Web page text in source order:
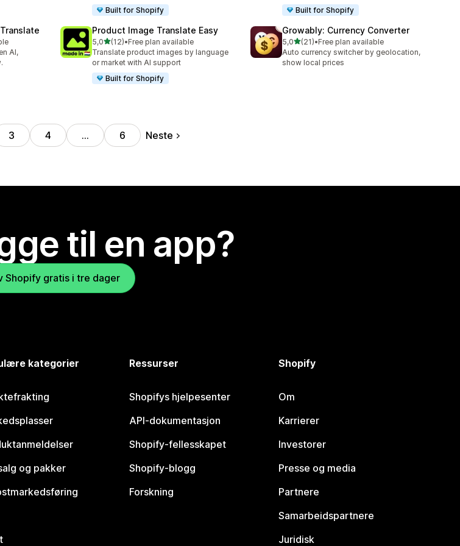
Built for Shopify
Built for Shopify
AI,
Product Image Translate Easy
5,0av 5 stjerner
(12)
Totalt 12 omtaler
•Free plan available
Translate product images by language
or market with AI support
Built for Shopify
Growably: Currency Converter
5,0av 5 stjerner
(21)
Totalt 21 omtaler
•Free plan available
Auto currency switcher by geolocation,
show local prices
3 4 … 6 Neste
til en app?
Shopify gratis i tre dager
kategorier
og pakker
Ressurser
Shopifys hjelpesenter
API-dokumentasjon
Shopify-fellesskapet
Shopify-blogg
Forskning
Shopify
Om
Karrierer
Investorer
Presse og media
Partnere
Samarbeidspartnere
Juridisk